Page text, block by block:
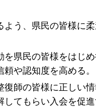
う、県民の皆様に
県民の皆様をはじ
や認知度を高める。
師の皆様に正しい
てもらい入会を促進